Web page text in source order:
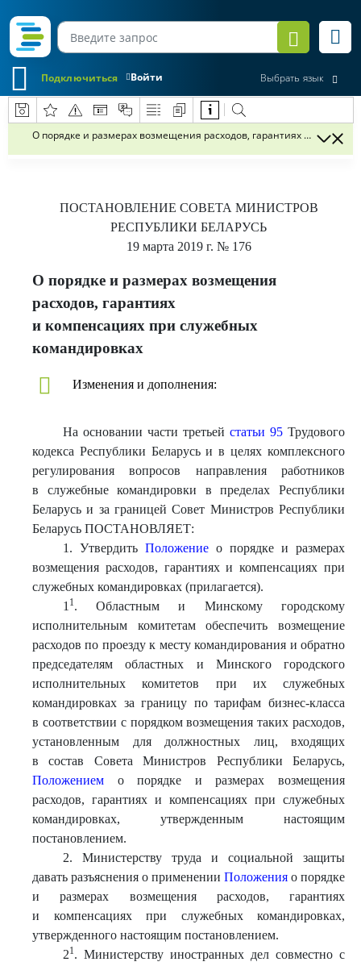
Войти
Подключиться Выбрать язык
О порядке и размерах возмещения расходов, гарантиях и
ПОСТАНОВЛЕНИЕ СОВЕТА МИНИСТРОВ
РЕСПУБЛИКИ БЕЛАРУСЬ
19 марта 2019 г. № 176
О порядке и размерах возмещения
расходов, гарантиях
и компенсациях при служебных
командировках
Изменения и дополнения:
На основании части третьей статьи 95Трудового
кодекса Республики Беларусь и в целях комплексного
регулирования вопросов направления работников
в служебные командировки в пределах Республики
Беларусь и за границей Совет Министров Республики
Беларусь ПОСТАНОВЛЯЕТ:
1. Утвердить Положениео порядке и размерах
возмещения расходов, гарантиях и компенсациях при
служебных командировках (прилагается).
1 1. Областным и Минскому городскому
исполнительным комитетам обеспечить возмещение
расходов по проезду к месту командирования и обратно
председателям областных и Минского городского
исполнительных комитетов при их служебных
командировках за границу по тарифам бизнес-класса
в соответствии с порядком возмещения таких расходов,
установленным для должностных лиц, входящих
в состав Совета Министров Республики Беларусь,
Положением о порядке и размерах возмещения
расходов, гарантиях и компенсациях при служебных
командировках, утвержденным настоящим
постановлением.
2. Министерству труда и социальной защиты
давать разъяснения о применении Положения о порядке
и размерах возмещения расходов, гарантиях
и компенсациях при служебных командировках,
утвержденного настоящим постановлением.
21. Министерству иностранных дел совместно с